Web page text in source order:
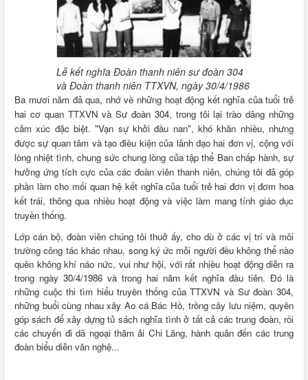
Lễ kết nghĩa Đoàn thanh niên sư đoàn 304
và Đoàn thanh niên TTXVN, ngày 30/4/1986
Ba mươi năm đã qua, nhớ về những hoạt động kết nghĩa của tuổi trẻ
hai cơ quan TTXVN và Sư đoàn 304, trong tôi lại trào dâng những
cảm xúc đặc biệt. "Vạn sự khởi đầu nan", khó khăn nhiều, nhưng
được sự quan tâm và tạo điều kiện của lãnh đạo hai đơn vị, cộng với
lòng nhiệt tình, chung sức chung lòng của tập thể Ban chấp hành, sự
hưởng ứng tích cực của các đoàn viên thanh niên, chúng tôi đã góp
phần làm cho mối quan hệ kết nghĩa của tuổi trẻ hai đơn vị đơm hoa
kết trái, thông qua nhiều hoạt động và việc làm mang tính giáo dục
truyền thống.
Lớp cán bộ, đoàn viên chúng tôi thuở ấy, cho dù ở các vị trí và môi
trường công tác khác nhau, song ký ức mỗi người đều không thể nào
quên không khí náo nức, vui như hội, với rất nhiều hoạt động diễn ra
trong ngày 30/4/1986 và trong hai năm kết nghĩa đầu tiên. Đó là
những cuộc thi tìm hiểu truyền thống của TTXVN và Sư đoàn 304,
những buổi cùng nhau xây Ao cá Bác Hồ, trồng cây lưu niệm, quyên
góp sách để xây dựng tủ sách nghĩa tình ở tất cả các trung đoàn, rồi
các chuyến đi dã ngoại thăm ải Chi Lăng, hành quân đến các trung
đoàn biểu diễn văn nghệ...